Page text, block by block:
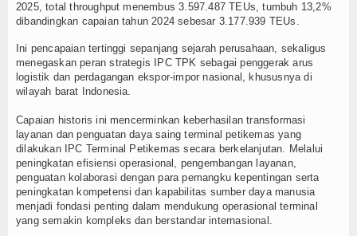
News
Olahraga
Perhubungan
Religi
Opini
Pelabuhan
Politik
2025, total throughput menembus 3.597.487 TEUs, tumbuh 13,2%
dibandingkan capaian tahun 2024 sebesar 3.177.939 TEUs.
Ini pencapaian tertinggi sepanjang sejarah perusahaan, sekaligus
menegaskan peran strategis IPC TPK sebagai penggerak arus
logistik dan perdagangan ekspor-impor nasional, khususnya di
wilayah barat Indonesia.
Capaian historis ini mencerminkan keberhasilan transformasi
layanan dan penguatan daya saing terminal petikemas yang
dilakukan IPC Terminal Petikemas secara berkelanjutan. Melalui
peningkatan efisiensi operasional, pengembangan layanan,
penguatan kolaborasi dengan para pemangku kepentingan serta
peningkatan kompetensi dan kapabilitas sumber daya manusia
menjadi fondasi penting dalam mendukung operasional terminal
yang semakin kompleks dan berstandar internasional.